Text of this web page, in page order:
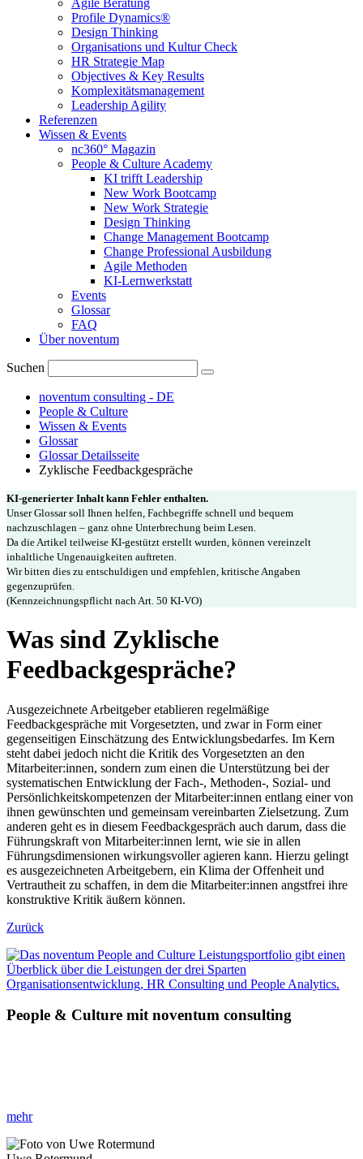
Profile Dynamics®
Design Thinking
Organisations und Kultur Check
HR Strategie Map
Objectives & Key Results
Komplexitätsmanagement
Leadership Agility
Referenzen
Wissen & Events
nc360° Magazin
People & Culture Academy
KI trifft Leadership
New Work Bootcamp
New Work Strategie
Design Thinking
Change Management Bootcamp
Change Professional Ausbildung
Agile Methoden
KI-Lernwerkstatt
Events
Glossar
FAQ
Über noventum
Suchen
noventum consulting - DE
People & Culture
Wissen & Events
Glossar
Glossar Detailsseite
Zyklische Feedbackgespräche
KI-generierter Inhalt kann Fehler enthalten.
Unser Glossar soll Ihnen helfen, Fachbegriffe schnell und bequem
nachzuschlagen – ganz ohne Unterbrechung beim Lesen.
Da die Artikel teilweise KI-gestützt erstellt wurden, können vereinzelt
inhaltliche Ungenauigkeiten auftreten.
Wir bitten dies zu entschuldigen und empfehlen, kritische Angaben
gegenzuprüfen.
(Kennzeichnungspflicht nach Art. 50 KI-VO)
Was sind Zyklische
Feedbackgespräche?
Ausgezeichnete Arbeitgeber etablieren regelmäßige
Feedbackgespräche mit Vorgesetzten, und zwar in Form einer
gegenseitigen Einschätzung des Entwicklungsbedarfes. Im Kern
steht dabei jedoch nicht die Kritik des Vorgesetzten an den
Mitarbeiter:innen, sondern zum einen die Unterstützung bei der
systematischen Entwicklung der Fach-, Methoden-, Sozial- und
Persönlichkeitskompetenzen der Mitarbeiter:innen entlang einer von
ihnen gewünschten und gemeinsam vereinbarten Zielsetzung. Zum
anderen geht es in diesem Feedbackgespräch auch darum, dass die
Führungskraft von Mitarbeiter:innen lernt, wie sie in allen
Führungsdimensionen wirkungsvoller agieren kann. Hierzu gelingt
es ausgezeichneten Arbeitgebern, ein Klima der Offenheit und
Vertrautheit zu schaffen, in dem die Mitarbeiter:innen angstfrei ihre
konstruktive Kritik äußern können.
Zurück
People & Culture mit noventum consulting
mehr